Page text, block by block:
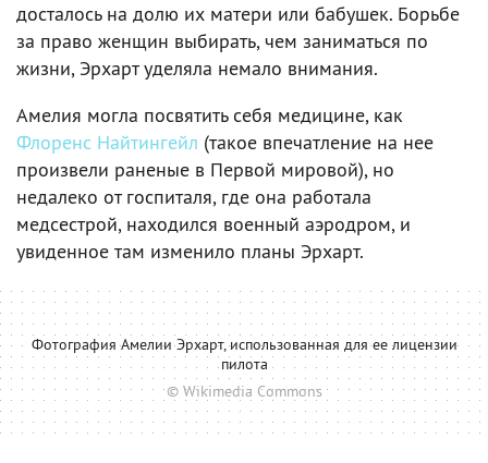
досталось на долю их матери или бабушек. Борьбе
за право женщин выбирать, чем заниматься по
жизни, Эрхарт уделяла немало внимания.
Амелия могла посвятить себя медицине, как
Флоренс Найтингейл (такое впечатление на нее
произвели раненые в Первой мировой), но
недалеко от госпиталя, где она работала
медсестрой, находился военный аэродром, и
увиденное там изменило планы Эрхарт.
Фотография Амелии Эрхарт, использованная для ее лицензии
пилота
© Wikimedia Commons